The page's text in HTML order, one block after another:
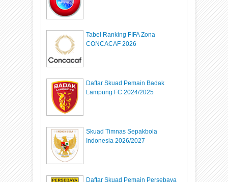
Tabel Ranking FIFA Zona
CONCACAF 2026
Daftar Skuad Pemain Badak
Lampung FC 2024/2025
Skuad Timnas Sepakbola
Indonesia 2026/2027
Daftar Skuad Pemain Persebaya